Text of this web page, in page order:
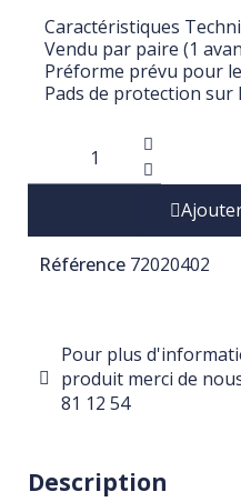
Caractéristiques
Vendu par paire (1
Préforme prévu pour
Pads de protection sur
Référence 72020402
Pour plus
produit merci de
81 12 54
Description